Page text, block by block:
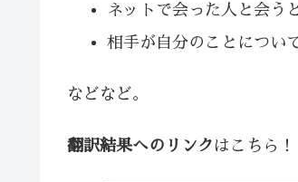
ネットで会った人と会う
相手が自分のことについ
などなど。
翻訳結果へのリンク はこちら